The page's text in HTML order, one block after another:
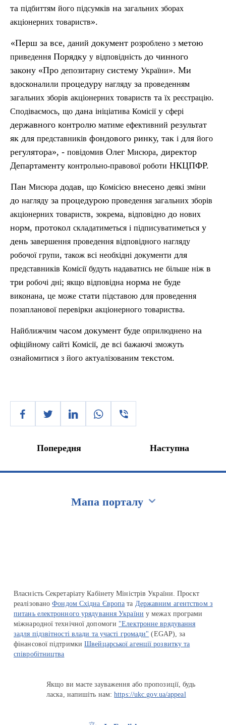
та підбиттям його підсумків на загальних зборах
акціонерних товариств».
«Перш за все, даний документ розроблено з метою
приведення Порядку у відповідність до чинного
закону «Про депозитарну систему України». Ми
вдосконалили процедуру нагляду за проведенням
загальних зборів акціонерних товариств та їх реєстрацію.
Сподіваємось, що дана ініціатива Комісіїу сфері
державного контролю матиме ефективний результат
як для представників фондового ринку, так і для його
регулятора», - повідомив Олег Мисюра, директор
Департаменту контрольно-правової роботи НКЦПФР.
Пан Мисюра додав, що Комісією внесено деякі зміни
до нагляду за процедурою проведення загальних зборів
акціонерних товариств, зокрема, відповідно до нових
норм, протокол складатиметься і підписуватиметься у
день завершення проведення відповідного нагляду
робочої групи, також всі необхідні документи для
представників Комісії будуть надаватись не більше ніж в
три робочі дні; якщо відповідна норма не буде
виконана, це може стати підставою для проведення
позапланової перевірки акціонерного товариства.
Найближчим часом документ буде оприлюднено на
офіційному сайті Комісії, де всі бажаючі зможуть
ознайомитися з його актуалізованим текстом.
Попередня Наступна
Мапа порталу
Власність Секретаріату Кабінету Міністрів України. Проєкт
реалізованоФондом Східна Європа та Державним агентством з
питань електронного урядування України у межах програми
міжнародної технічної допомоги "Електронне врядування
задля підзвітності влади та участі громади" (EGAP), за
фінансової підтримкиШвейцарської агенції розвитку та
співробітництва
Якщо ви маєте зауваження або пропозиції, будь
ласка, напишіть нам:https://ukc.gov.ua/appeal